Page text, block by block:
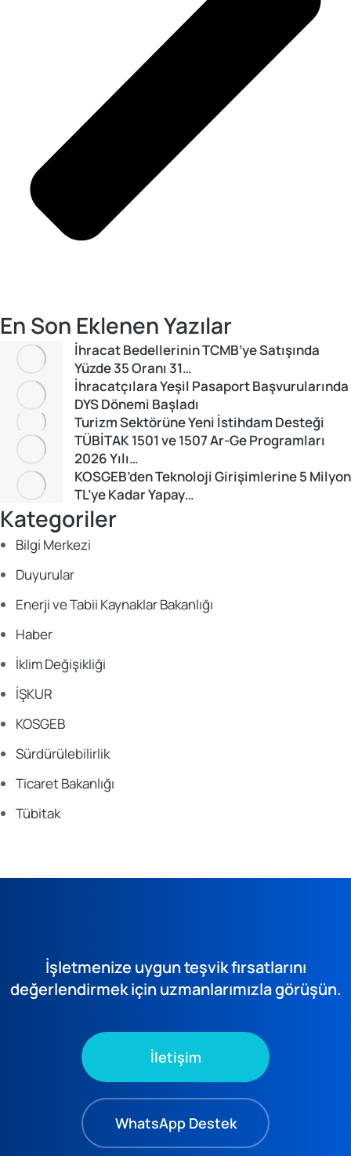
En Son Eklenen Yazılar
İhracat Bedellerinin TCMB’ye Satışında
Yüzde 35 Oranı 31…
İhracatçılara Yeşil Pasaport Başvurularında
DYS Dönemi Başladı
Turizm Sektörüne Yeni İstihdam Desteği
TÜBİTAK 1501 ve 1507 Ar-Ge Programları
2026 Yılı…
KOSGEB’den Teknoloji Girişimlerine 5 Milyon
TL’ye Kadar Yapay…
Kategoriler
Bilgi Merkezi
Duyurular
Enerji ve Tabii Kaynaklar Bakanlığı
Haber
İklim Değişikliği
İŞKUR
KOSGEB
Sürdürülebilirlik
Ticaret Bakanlığı
Tübitak
İşletmenize uygun teşvik fırsatlarını
değerlendirmek için uzmanlarımızla görüşün.
İletişim
WhatsApp Destek